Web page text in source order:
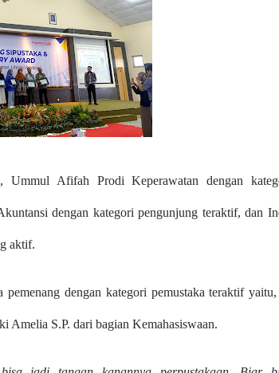
Ummul Afifah Prodi Keperawatan dengan
dengan kategori pengunjung teraktif, dan
aktif.
dengan kategori pemustaka teraktif
S.P. dari bagian Kemahasiswaan.